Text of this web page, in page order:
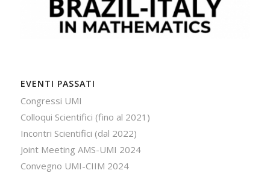
EVENTI PASSATI
Congressi UMI
Colloqui Scientifici (fino al 2021)
Incontri Scientifici (dal 2022)
Joint Meeting AMS-UMI 2024
Convegno UMI-CIIM 2024